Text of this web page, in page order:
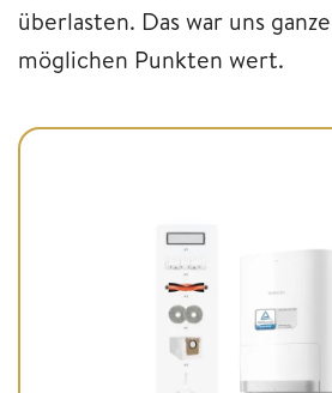
überlasten. Das war uns
möglichen Punkten wert.